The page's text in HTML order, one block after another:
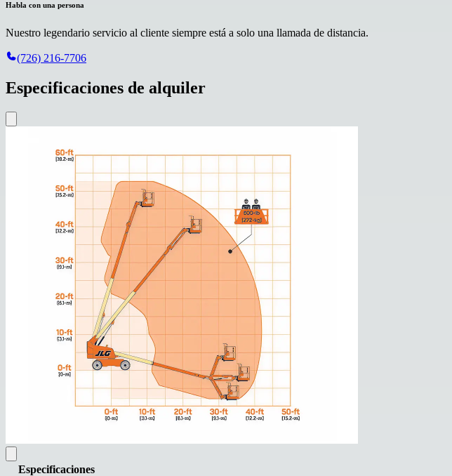
Habla con una persona
Nuestro legendario servicio al cliente siempre está a solo una llamada de distancia.
(726) 216-7706
Especificaciones de alquiler
Especificaciones